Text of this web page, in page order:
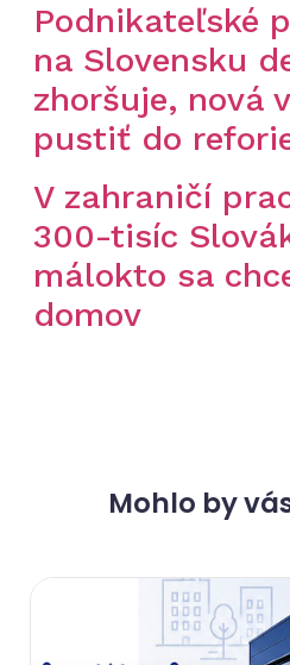
Podnikateľské
na Slovensku
zhoršuje, nová
pustiť do
V zahraničí
300-tisíc
málokto sa
domov
Mohlo by